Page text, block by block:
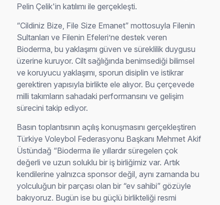
Pelin Çelik'in katılımı ile gerçekleşti.
“Cildiniz Bize, File Size Emanet” mottosuyla Filenin
Sultanları ve Filenin Efeleri’ne destek veren
Bioderma, bu yaklaşımı güven ve süreklilik duygusu
üzerine kuruyor. Cilt sağlığında benimsediği bilimsel
ve koruyucu yaklaşımı, sporun disiplin ve istikrar
gerektiren yapısıyla birlikte ele alıyor. Bu çerçevede
milli takımların sahadaki performansını ve gelişim
sürecini takip ediyor.
Basın toplantısının açılış konuşmasını gerçekleştiren
Türkiye Voleybol Federasyonu Başkanı Mehmet Akif
Üstündağ “Bioderma ile yıllardır süregelen çok
değerli ve uzun soluklu bir iş birliğimiz var. Artık
kendilerine yalnızca sponsor değil, aynı zamanda bu
yolculuğun bir parçası olan bir “ev sahibi” gözüyle
bakıyoruz. Bugün ise bu güçlü birlikteliği resmi